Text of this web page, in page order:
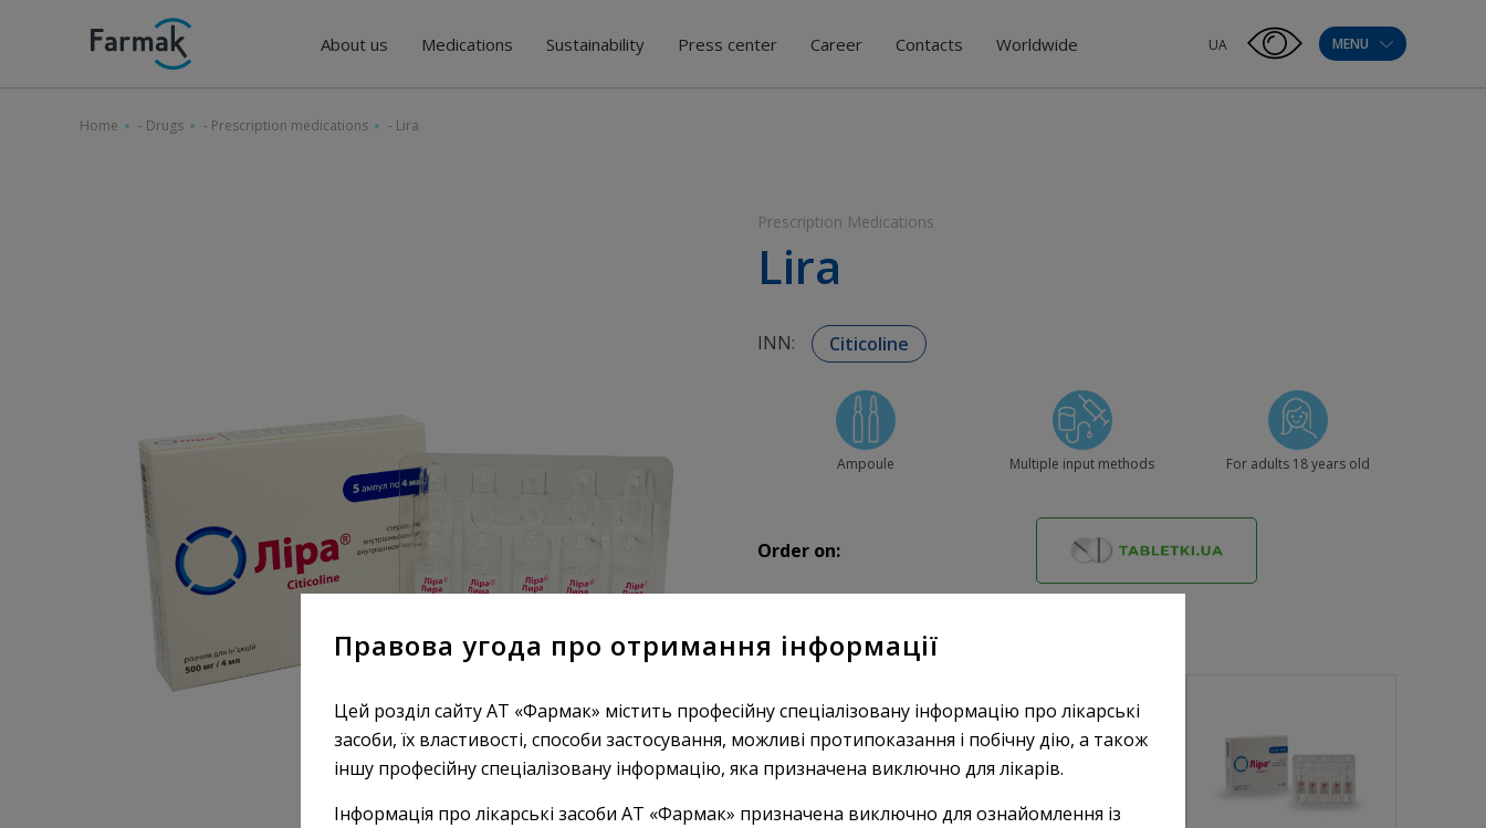
About us Medications Sustainability Press center Career Contacts Worldwide UA MENU
Home - Drugs - Prescription medications - Lira
Prescription Medications
Lira
INN: Citicoline
Ampoule Multiple input methods For adults 18 years old
Order on:
Правова угода про отримання інформації
Цей розділ сайту АТ «Фармак» містить професійну спеціалізовану інформацію про лікарські
засоби, їх властивості, способи застосування, можливі протипоказання і побічну дію, а також
іншу професійну спеціалізовану інформацію, яка призначена виключно для лікарів.
Інформація про лікарські засоби АТ «Фармак» призначена виключно для ознайомлення із